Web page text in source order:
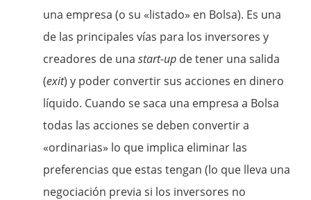
una empresa (o su «listado» en Bolsa). Es una
de las principales vías para los inversores y
creadores de unastart-up de tener una salida
(exit) y poder convertir sus acciones en dinero
líquido. Cuando se saca una empresa a Bolsa
todas las acciones se deben convertir a
«ordinarias» lo que implica eliminar las
preferencias que estas tengan (lo que lleva una
negociación previa si los inversores no